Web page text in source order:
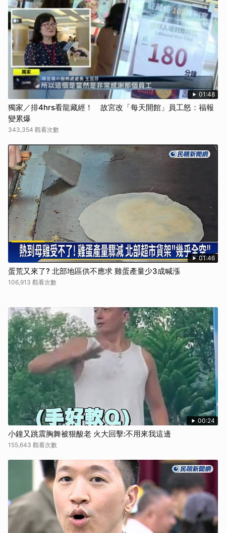
01:48
獨家／排4hrs看龍藏經！ 故宮改「每天開館」員工怒：福報
變累爆
343,354 觀看次數
01:46
蛋荒又來了? 北部地區供不應求 雞蛋產量少3成喊漲
106,913 觀看次數
00:24
小鐘又跳震胸舞被狠酸老 火大回擊:不用來我這邊
155,643 觀看次數